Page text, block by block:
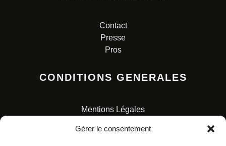
Gérer le consentement
Contact
Presse
Pros
CONDITIONS GENERALES
Mentions Légales
Charte pour la protection des données personnelles